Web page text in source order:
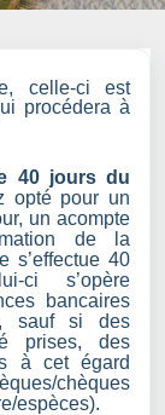
celle-ci est
procédera à
40 jours du
opté pour un
un acompte
de la
s’effectue 40
ci s’opère
bancaires
sauf si des
prises, des
à cet égard
chèques
espèces).